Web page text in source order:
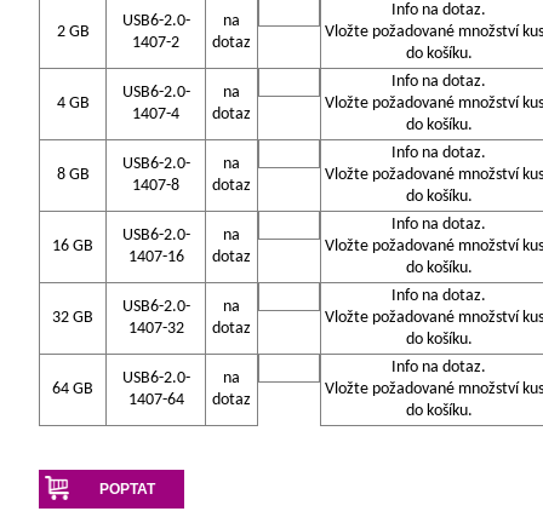
2 GB
USB6-2.0-
1407-2
na
dotaz
Info na dotaz.
Vložte požadované množství
do košíku.
4 GB
USB6-2.0-
1407-4
na
dotaz
Info na dotaz.
Vložte požadované množství
do košíku.
8 GB
USB6-2.0-
1407-8
na
dotaz
Info na dotaz.
Vložte požadované množství
do košíku.
16 GB
USB6-2.0-
1407-16
na
dotaz
Info na dotaz.
Vložte požadované množství
do košíku.
32 GB
USB6-2.0-
1407-32
na
dotaz
Info na dotaz.
Vložte požadované množství
do košíku.
64 GB
USB6-2.0-
1407-64
na
dotaz
Info na dotaz.
Vložte požadované množství
do košíku.
POPTAT